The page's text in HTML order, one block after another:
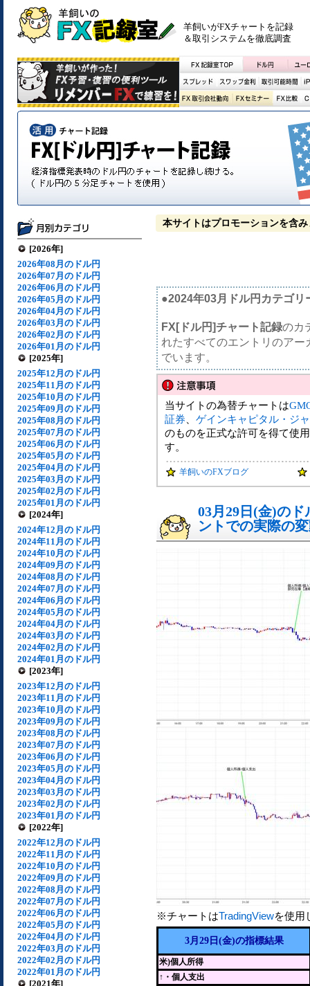
羊飼いがFXチャートを記録
＆取引システムを徹底調査
[2026年]
2026年08月のドル円
2026年07月のドル円
2026年06月のドル円
2026年05月のドル円
2026年04月のドル円
2026年03月のドル円
2026年02月のドル円
2026年01月のドル円
[2025年]
2025年12月のドル円
2025年11月のドル円
2025年10月のドル円
2025年09月のドル円
2025年08月のドル円
2025年07月のドル円
2025年06月のドル円
2025年05月のドル円
2025年04月のドル円
2025年03月のドル円
2025年02月のドル円
2025年01月のドル円
[2024年]
2024年12月のドル円
2024年11月のドル円
2024年10月のドル円
2024年09月のドル円
2024年08月のドル円
2024年07月のドル円
2024年06月のドル円
2024年05月のドル円
2024年04月のドル円
2024年03月のドル円
2024年02月のドル円
2024年01月のドル円
[2023年]
2023年12月のドル円
2023年11月のドル円
2023年10月のドル円
2023年09月のドル円
2023年08月のドル円
2023年07月のドル円
2023年06月のドル円
2023年05月のドル円
2023年04月のドル円
2023年03月のドル円
2023年02月のドル円
2023年01月のドル円
[2022年]
2022年12月のドル円
2022年11月のドル円
2022年10月のドル円
2022年09月のドル円
2022年08月のドル円
2022年07月のドル円
2022年06月のドル円
2022年05月のドル円
2022年04月のドル円
2022年03月のドル円
2022年02月のドル円
2022年01月のドル円
[2021年]
本サイトはプロモーションを含み
●2024年03月ドル円カテゴリ
FX[ドル円]チャート記録のカ
れたすべてのエントリのア
でいます。
当サイトの為替チャートは
証券
ゲインキャピタル・ジ
のものを正式な許可を得て使
す。
羊飼いのFXブログ
03月29日(金)の
ントでの実際の
※チャートはTradingViewを使用
3月29日(金)の指標結果
米)個人所得
↑・個人支出